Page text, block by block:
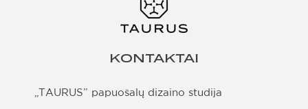
KONTAKTAI
„TAURUS” papuošalų dizaino studija